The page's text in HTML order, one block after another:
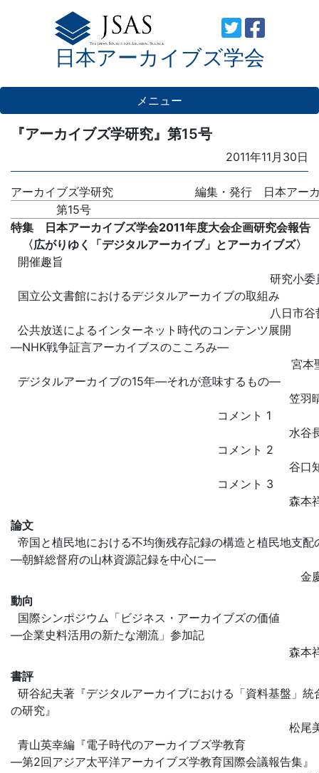
日本アーカイブズ学会
メニュー
『アーカイブズ学研究』第15号
Posted
on
2011年11月30日
アーカイブズ学研究
編集・発行 日本アー
第15号
特集 日本アーカイブズ学会2011年度大会企画研究会報告
〈広がりゆく「デジタルアーカイブ」とアーカイブズ〉
開催趣旨
研究
国立公文書館におけるデジタルアーカイブの取組み
八日
公共放送によるインターネット時代のコンテンツ展開
―NHK戦争証言アーカイブスのこころみ―
宮
デジタルアーカイブの15年―それが意味するもの―
笠
コメント 1
水
コメント 2
谷
コメント 3
森
論文
帝国と植民地における不均衡残存記録の構造と植民地支配
―朝鮮総督府の山林資源記録を中心に―
動向
国際シンポジウム「ビジネス・アーカイブズの価値
―企業史料活用の新たな潮流」参加記
森
書評
研谷紀夫著『デジタルアーカイブにおける「資料基盤」統
の研究』
松
青山英幸編『電子時代のアーカイブズ学教育
―第2回アジア太平洋アーカイブズ学教育国際会議報告集』